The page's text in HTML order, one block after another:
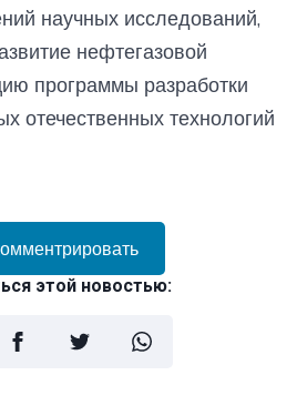
научных исследований,
нефтегазовой
программы разработки
отечественных технологий
этой новостью: